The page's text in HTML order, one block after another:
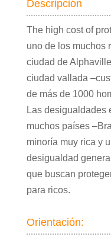
Descripción
The high cost of
uno de los muchos
ciudad de
ciudad vallada
de más de 1000
Las desigualdades
muchos países
minoría muy rica y
desigualdad
que buscan
para ricos.
Orientación: